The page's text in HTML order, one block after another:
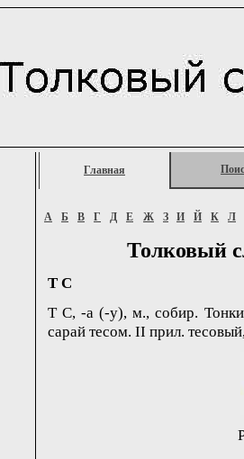
Главная
А Б В Г Д Е Ж З И Й К Л
Толковый
Т С
Т С, -а (-у), м., собир.
сарай тесом. II прил.